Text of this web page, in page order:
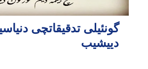
گونئیلی تدقیقاتچی
دییشیب